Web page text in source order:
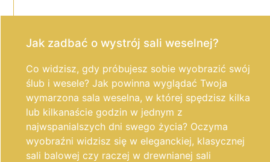
Jak zadbać o wystrój sali weselnej?
Co widzisz, gdy próbujesz sobie wyobrazić swój
ślub i wesele? Jak powinna wyglądać Twoja
wymarzona sala weselna, w której spędzisz kilka
lub kilkanaście godzin w jednym z
najwspanialszych dni swego życia? Oczyma
wyobraźni widzisz się w eleganckiej, klasycznej
sali balowej czy raczej w drewnianej sali